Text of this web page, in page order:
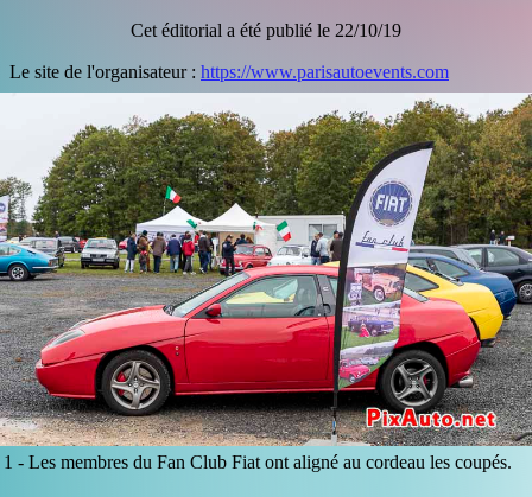
Cet éditorial a été publié le 22/10/19
Le site de l'organisateur : https://www.parisautoevents.com
1 -Les membres du Fan Club Fiat ont aligné au cordeau les coupés.